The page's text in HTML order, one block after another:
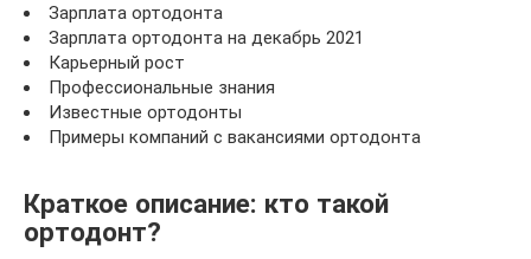
Зарплата ортодонта
Зарплата ортодонта на декабрь 2021
Карьерный рост
Профессиональные знания
Известные ортодонты
Примеры компаний с вакансиями ортодонта
Краткое описание: кто такой
ортодонт?